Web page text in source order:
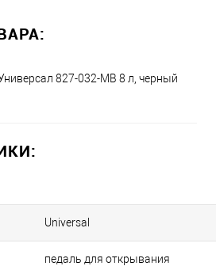
827-032-MB 8 л, черный
Universal
педаль для открывания